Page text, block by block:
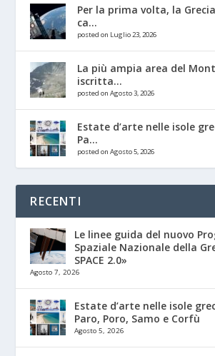
Per la prima volta, la
ca...
posted on Luglio 23, 2026
La più ampia area del
iscritta...
posted on Agosto 3, 2026
Estate d’arte nelle isole
Pa...
posted on Agosto 5, 2026
RECENTI
Le linee guida del nuovo
Spaziale Nazionale della
SPACE 2.0»
Agosto 7, 2026
Estate d’arte nelle isole
Paro, Poro, Samo e Corfù
Agosto 5, 2026